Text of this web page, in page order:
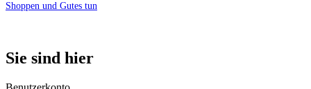
Shoppen und Gutes tun
Sie sind hier